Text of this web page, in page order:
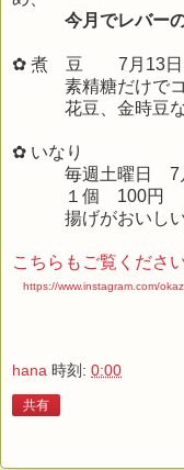
今月でレバー
✿ 煮 豆 7 月13日
素精糖だけでコ
花豆、金時豆
✿ いなり
毎週土曜日 7
１個 100円
揚げがおいし
こちらもご覧くださ
https://www.instagram.com/
hana 時刻: 0:00
共有